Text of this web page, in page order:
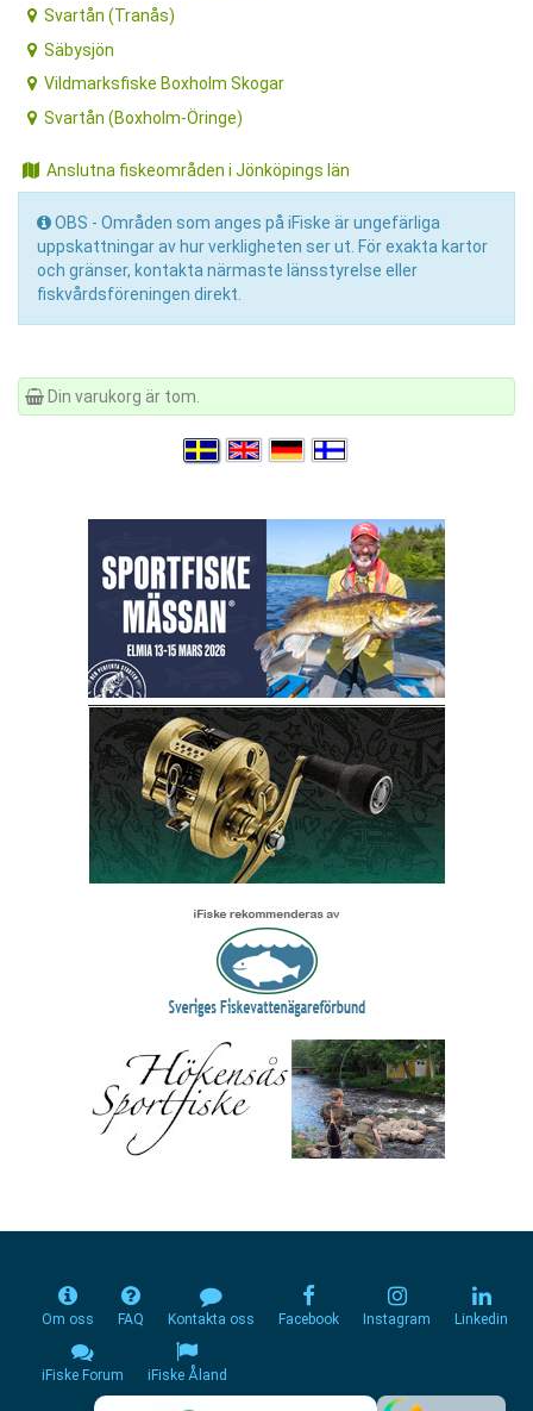
Svartån (Tranås)
Säbysjön
Vildmarksfiske Boxholm Skogar
Svartån (Boxholm-Öringe)
Anslutna fiskeområden i Jönköpings län
OBS - Områden som anges på iFiske är ungefärliga
uppskattningar av hur verkligheten ser ut. För exakta kartor
och gränser, kontakta närmaste länsstyrelse eller
fiskvårdsföreningen direkt.
Din varukorg är tom.
Om oss FAQ Kontakta oss Facebook Instagram Linkedin
iFiske Forum iFiske Åland